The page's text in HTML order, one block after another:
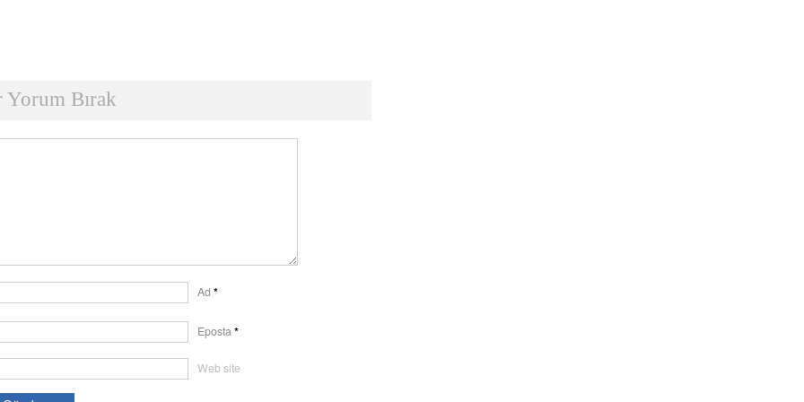
Yorum Bırak
Ad *
Eposta*
Web site